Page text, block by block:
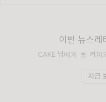
이번 뉴스레
CAKE 님에게 ☕️ 커
지금